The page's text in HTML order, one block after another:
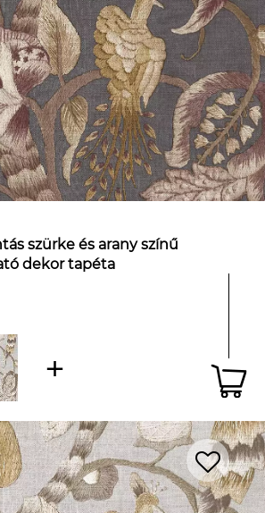
szürke és arany színű
dekor tapéta